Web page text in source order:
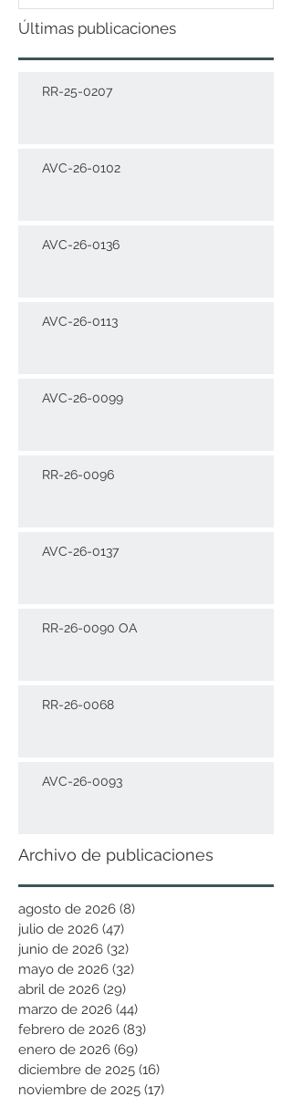
Últimas publicaciones
RR-25-0207
AVC-26-0102
AVC-26-0136
AVC-26-0113
AVC-26-0099
RR-26-0096
AVC-26-0137
RR-26-0090 OA
RR-26-0068
AVC-26-0093
Archivo de publicaciones
agosto de 2026 (8)
julio de 2026 (47)
junio de 2026 (32)
mayo de 2026 (32)
abril de 2026 (29)
marzo de 2026 (44)
febrero de 2026 (83)
enero de 2026 (69)
diciembre de 2025 (16)
noviembre de 2025 (17)